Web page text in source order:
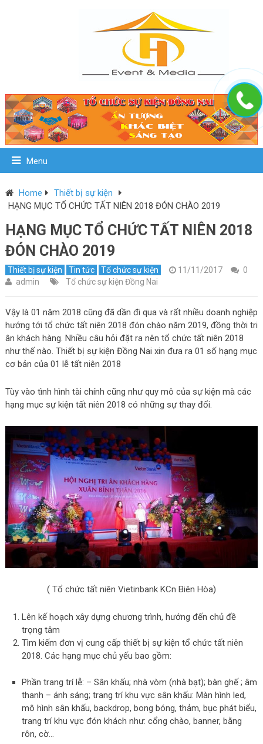
Menu
Home
Thiết bị sự kiện
HẠNG MỤC TỔ CHỨC TẤT NIÊN 2018 ĐÓN CHÀO 2019
HẠNG MỤC TỔ CHỨC TẤT NIÊN 2018
ĐÓN CHÀO 2019
Thiết bị sự kiện Tin tức Tổ chức sự kiện 11/11/2017
0
admin
Tổ chức sự kiện Đồng Nai
Vậy là 01 năm 2018 cũng đã dần đi qua và rất nhiều doanh nghiệp
hướng tới tổ chức tất niên 2018 đón chào năm 2019, đồng thời tri
ân khách hàng. Nhiều câu hỏi đặt ra nên tổ chức tất niên 2018
như thế nào. Thiết bị sự kiện Đồng Nai xin đưa ra 01 số hạng mục
cơ bản của 01 lễ tất niên 2018
Tùy vào tình hình tài chính cũng như quy mô của sự kiện mà các
hạng mục sự kiện tất niên 2018 có những sự thay đổi.
( Tổ chức tất niên Vietinbank KCn Biên Hòa)
Lên kế hoạch xây dựng chương trình, hướng đến chủ đề
trọng tâm
Tìm kiếm đơn vị cung cấp thiết bị sự kiện tổ chức tất niên
2018. Các hạng mục chủ yếu bao gồm:
Phần trang trí lễ: – Sân khấu; nhà vòm (nhà bạt); bàn ghế ; âm
thanh – ánh sáng; trang trí khu vực sân khấu: Màn hình led,
mô hình sân khấu, backdrop, bong bóng, thảm, bục phát biểu,
trang trí khu vực đón khách như: cổng chào, banner, bằng
rôn, cờ…